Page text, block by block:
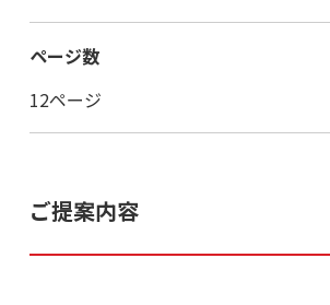
ページ数
12ページ
ご提案内容